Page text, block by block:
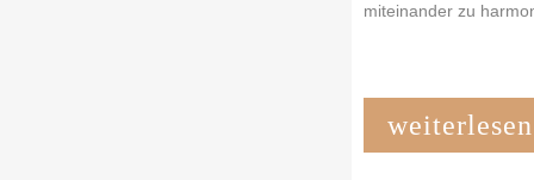
miteinander zu
weiterlesen